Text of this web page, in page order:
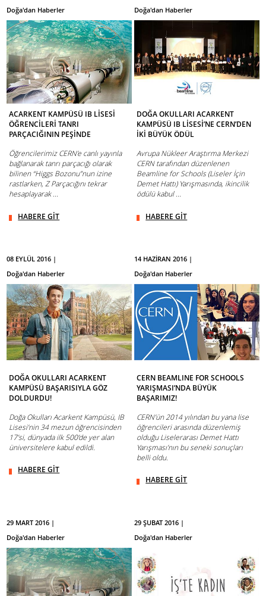
Doğa'dan Haberler
ACARKENT KAMPÜSÜ IB LİSESİ
ÖĞRENCİLERİ TANRI
PARÇACIĞININ PEŞİNDE
Öğrencilerimiz CERN’e canlı yayınla
bağlanarak tanrı parçacığı olarak
bilinen “Higgs Bozonu”nun izine
rastlarken, Z Parçacığını tekrar
hesaplayarak ...
HABERE GİT
Doğa'dan Haberler
DOĞA OKULLARI ACARKENT
KAMPÜSÜ IB LİSESİ’NE CERN’DEN
İKİ BÜYÜK ÖDÜL
Avrupa Nükleer Araştırma Merkezi
CERN tarafından düzenlenen
Beamline for Schools (Liseler İçin
Demet Hattı) Yarışmasında, ikincilik
ödülü kabul ...
HABERE GİT
08 EYLÜL 2016 |
Doğa'dan Haberler
DOĞA OKULLARI ACARKENT
KAMPÜSÜ BAŞARISIYLA GÖZ
DOLDURDU!
Doğa Okulları Acarkent Kampüsü, IB
Lisesi’nin 34 mezun öğrencisinden
17’si, dünyada ilk 500’de yer alan
üniversitelere kabul edildi.
HABERE GİT
14 HAZİRAN 2016 |
Doğa'dan Haberler
CERN BEAMLINE FOR SCHOOLS
YARIŞMASI’NDA BÜYÜK
BAŞARIMIZ!
CERN’ün 2014 yılından bu yana lise
öğrencileri arasında düzenlemiş
olduğu Liselerarası Demet Hattı
Yarışması’nın bu seneki sonuçları
belli oldu.
HABERE GİT
29 MART 2016 |
Doğa'dan Haberler
29 ŞUBAT 2016 |
Doğa'dan Haberler